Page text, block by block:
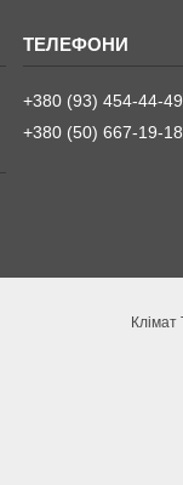
+380 (93) 454-44-49
+380 (50) 667-19-18